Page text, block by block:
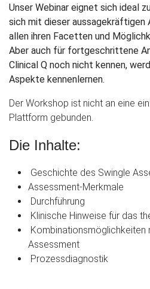
Unser Webinar eignet sich ideal
sich mit dieser aussagekräftigen
allen ihren Facetten und
Aber auch für fortgeschrittene
Clinical Q noch nicht kennen,
Aspekte kennenlernen.
Der Workshop ist nicht an eine
Plattform gebunden.
Die Inhalte:
Geschichte des Swingle
Assessment-Merkmale
Durchführung
Klinische Hinweise für das
Kombinationsmöglichkeiten
Assessment
Prozessdiagnostik